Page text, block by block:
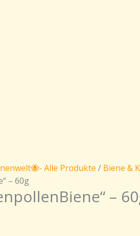
Alle Produkte / Biene &
– 60g
–